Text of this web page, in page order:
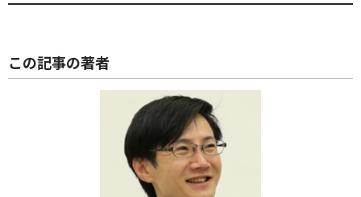
この記事の著者